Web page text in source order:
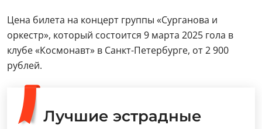
Цена билета на концерт группы «Сурганова и
оркестр», который состоится 9 марта 2025 гола в
клубе «Космонавт» в Санкт-Петербурге, от 2 900
рублей.
Лучшие эстрадные